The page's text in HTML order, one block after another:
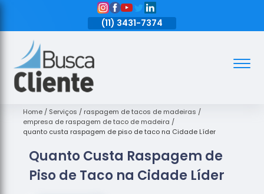
(11) 3431-7374
Assoalhos
de Madeira
Decks de
Empresas
de
Home Serviços
raspagem de tacos de madeiras
empresa de raspagem de taco de madeira
quanto custa raspagem de piso de taco na Cidade Líder
Quanto Custa Raspagem de
Piso de Taco na Cidade Líder